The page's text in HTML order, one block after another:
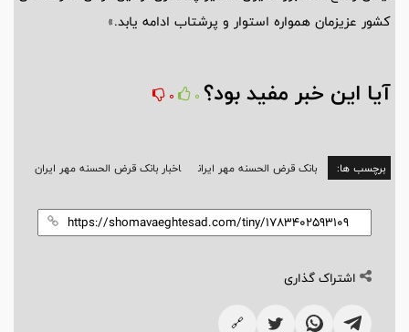
کشور عزیزمان همواره استوار و پرشتاب ادامه یابد.»
آیا این خبر مفید بود؟ 0
0
برچسب ها: بانک قرض الحسنه مهر ایران اخبار بانک قرض الحسنه مهر ایران
اشتراک گذاری
🔗